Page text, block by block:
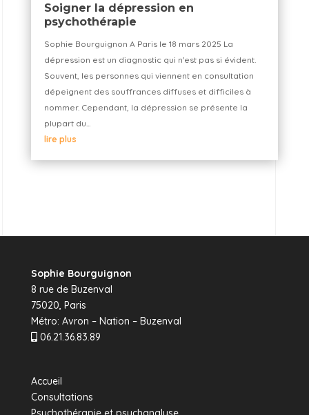
Soigner la dépression en
psychothérapie
Sophie Bourguignon A Paris le 18 mars 2025 La
dépression est un diagnostic qui n'est pas si évident.
Souvent, les personnes qui viennent en consultation
dépeignent des souffrances diffuses et difficiles à
nommer. Cependant, la dépression se présente la
plupart du...
lire plus
Sophie Bourguignon
8 rue de Buzenval
75020, Paris
Métro: Avron – Nation – Buzenval
06.21.36.83.89
Accueil
Consultations